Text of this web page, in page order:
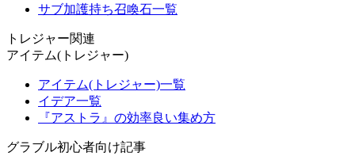
サブ加護持ち召喚石一覧
トレジャー関連
アイテム(トレジャー)
アイテム(トレジャー)一覧
イデア一覧
『アストラ』の効率良い集め方
グラブル初心者向け記事